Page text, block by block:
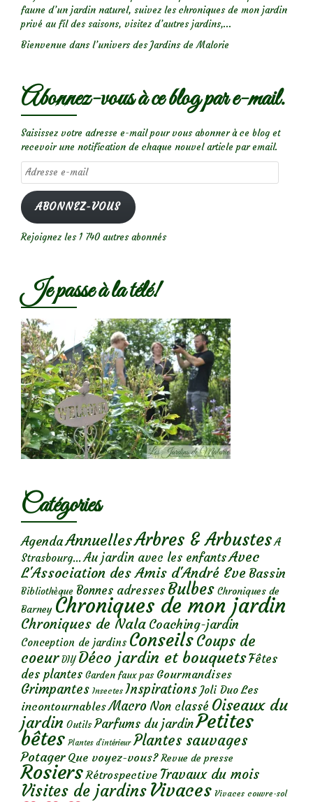
faune d’un jardin naturel, suivez les chroniques de mon jardin
privé au fil des saisons, visitez d’autres jardins,...
Bienvenue dans l’univers des Jardins de Malorie
Abonnez-vous à ce blog par e-mail.
Saisissez votre adresse e-mail pour vous abonner à ce blog et
recevoir une notification de chaque nouvel article par email.
Adresse
e-
mail
ABONNEZ-VOUS
Rejoignez les 1 740 autres abonnés
Je passe à la télé!
Catégories
AgendaAnnuellesArbres & Arbustes A
Strasbourg... Au jardin avec les enfantsAvec
L'Association des Amis d'André Eve Bassin
Bibliothèque Bonnes adresses Bulbes Chroniques de
Barney Chroniques de mon jardin
Chroniques de Nala Coaching-jardin
Conception de jardins ConseilsCoups de
coeur DIY Déco jardin et bouquetsFêtes
des plantes Garden faux pas Gourmandises
Grimpantes Insectes Inspirations Joli Duo Les
incontournables Macro Non classé Oiseaux du
jardin Outils Parfums du jardinPetites
bêtes Plantes d’intérieur Plantes sauvages
Potager Que voyez-vous? Revue de presse
Rosiers Rétrospective Travaux du mois
Visites de jardins Vivaces Vivaces couvre-sol